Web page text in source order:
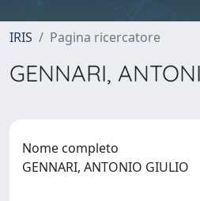
IRIS Pagina ricercatore
GENNARI,
Nome completo
GENNARI, ANTONIO GIULIO